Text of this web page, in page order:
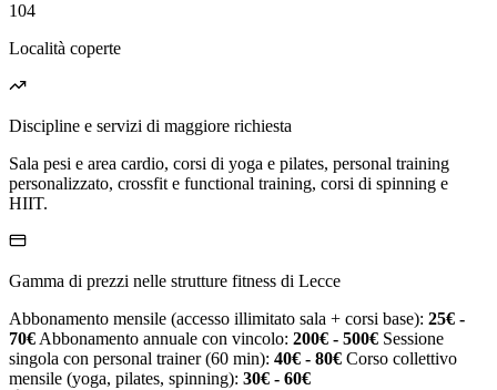
104
Località coperte
Discipline e servizi di maggiore richiesta
Sala pesi e area cardio, corsi di yoga e pilates, personal training
personalizzato, crossfit e functional training, corsi di spinning e
HIIT.
Gamma di prezzi nelle strutture fitness di Lecce
Abbonamento mensile (accesso illimitato sala + corsi base): 25€ -
70€ Abbonamento annuale con vincolo: 200€ - 500€ Sessione
singola con personal trainer (60 min): 40€ - 80€ Corso collettivo
mensile (yoga, pilates, spinning): 30€ - 60€